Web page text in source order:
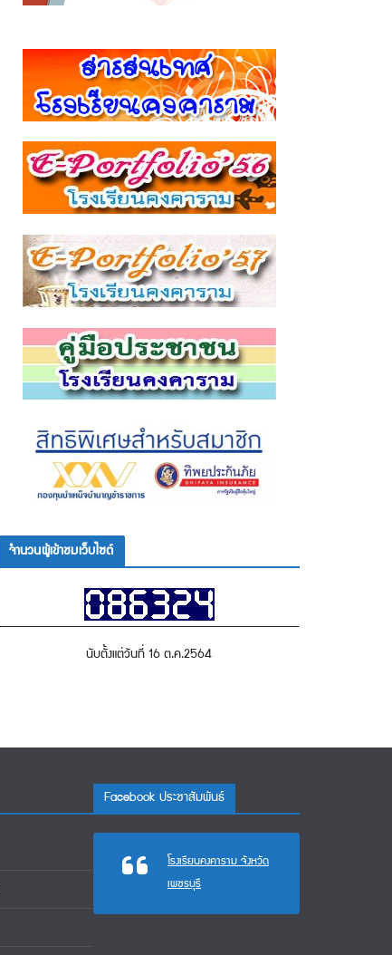
จำนวนผู้เข้าชมเว็บไซต์
นับตั้งแต่วันที่ 16 ต.ค.2564
Facebook ประชาสัมพันธ์
โรงเรียนคงคาราม จังหวัด
เพชรบุรี